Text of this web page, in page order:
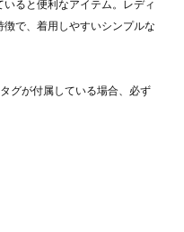
ると便利なアイテム。レディ
で、着用しやすいシンプルな
グが付属している場合、必ず